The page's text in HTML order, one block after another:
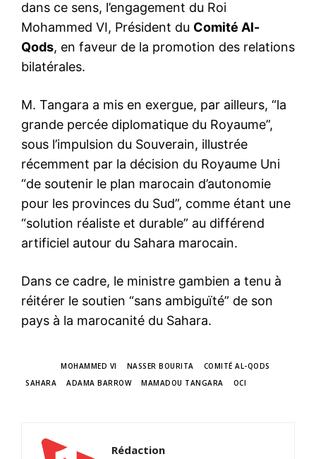
dans ce sens, l’engagement du Roi
Mohammed VI, Président du Comité Al-
Qods, en faveur de la promotion des relations
bilatérales.
M. Tangara a mis en exergue, par ailleurs, “la
grande percée diplomatique du Royaume”,
sous l’impulsion du Souverain, illustrée
récemment par la décision du Royaume Uni
“de soutenir le plan marocain d’autonomie
pour les provinces du Sud”, comme étant une
“solution réaliste et durable” au différend
artificiel autour du Sahara marocain.
Dans ce cadre, le ministre gambien a tenu à
réitérer le soutien “sans ambiguïté” de son
pays à la marocanité du Sahara.
MOHAMMED VI NASSER BOURITA
COMITÉ AL-QODS
SAHARA
ADAMA BARROW MAMADOU TANGARA OCI
Rédaction